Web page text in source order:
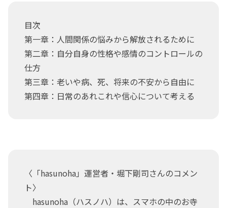
目次
第一章：人間関係の悩みから解放されるために
第二章：自分自身の性格や感情のコントロールの
仕方
第三章：老いや病、死、将来の不安から自由に
第四章：日常のあれこれや信心について考える
〈「hasunoha」運営者・堀下剛司さんのコメン
ト〉
hasunoha（ハスノハ）は、スマホの中のお寺